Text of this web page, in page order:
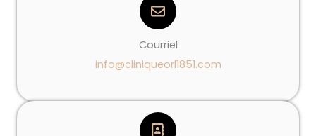
Courriel
info@cliniqueorl1851.com